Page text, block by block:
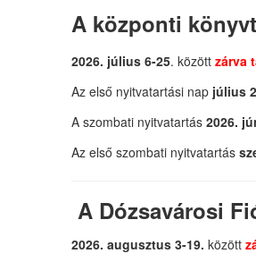
A központi
2026. július 6-25. között zárva
Az első nyitvatartási nap július
A szombati nyitvatartás 2026.
Az első szombati nyitvatartás
A Dózsavárosi
2026. augusztus 3-19. között